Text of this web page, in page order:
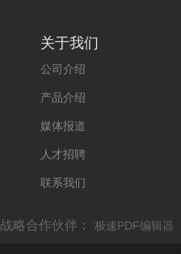
关于我们
公司介绍
产品介绍
媒体报道
人才招聘
联系我们
战略合作伙伴： 极速PDF编辑器